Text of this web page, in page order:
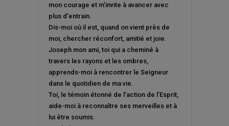
mon courage et m’invite à avancer avec
plus d’entrain.
Dis-moi où il est, quand on vient près de
moi, chercher réconfort, amitié et joie.
Joseph mon ami, toi qui a cheminé à
travers les rayons et les ombres,
apprends-moi à rencontrer le Seigneur
dans le quotidien de ma vie.
Toi, le témoin étonné de l’action de l’Esprit,
aide-moi à reconnaître ses merveilles et à
lui être soumis.